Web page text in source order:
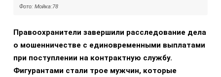
Фото: Мойка:78
Правоохранители завершили расследование дела
о мошенничестве с единовременными выплатами
при поступлении на контрактную службу.
Фигурантами стали трое мужчин, которые